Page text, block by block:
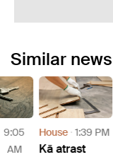
Similar news
11:30
AM
House
9:05